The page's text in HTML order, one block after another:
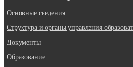
Основные сведения
Структура и органы управления
Документы
Образование